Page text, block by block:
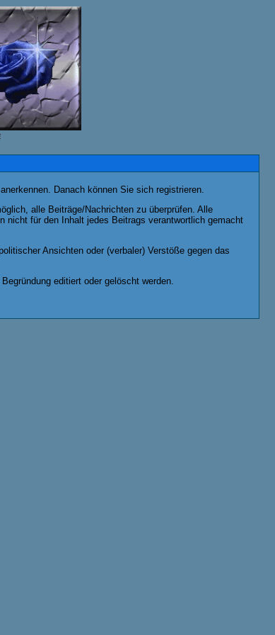
Danach können Sie sich registrieren.
alle Beiträge/Nachrichten zu überprüfen. Alle
nicht für den Inhalt jedes Beitrags verantwortlich gemacht
Ansichten oder (verbaler) Verstöße gegen das
editiert oder gelöscht werden.